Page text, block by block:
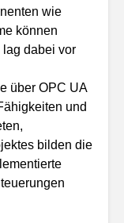
wie
können
dabei vor
über OPC UA
und
bilden die